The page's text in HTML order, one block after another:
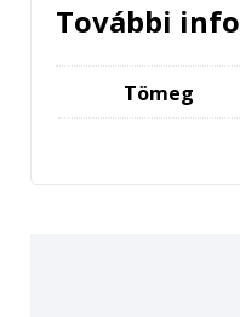
További
Tömeg